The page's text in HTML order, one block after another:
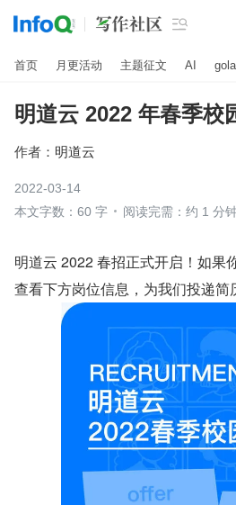

首页 月更活动 主题征文 AI
明道云 2022 年春季校
作者： 明道云
2022-03-14
本文字数：60 字
阅读完需：约 1 分钟
明道云 2022 春招正式开启！如果
查看下方岗位信息，为我们投递简